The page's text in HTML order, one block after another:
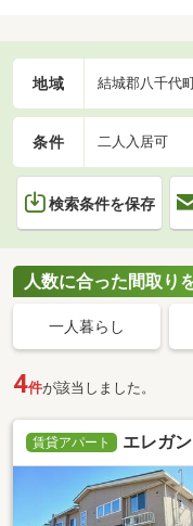
地域 結城郡八千代
条件 二人入居可
検索条件を保存
人数に合った間取り
一人暮らし
4件が該当しました。
賃貸アパート エレガ